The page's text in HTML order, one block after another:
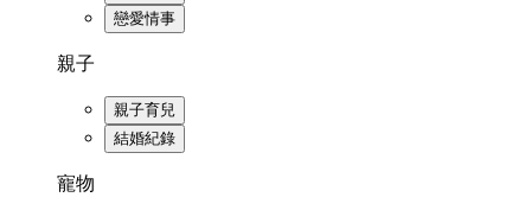
戀愛情事
親子
親子育兒
結婚紀錄
寵物